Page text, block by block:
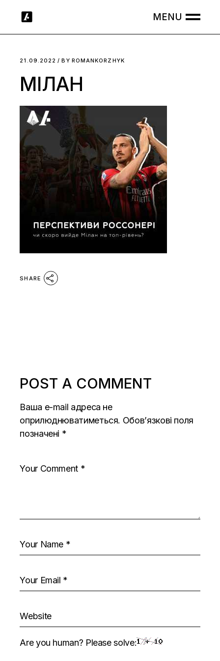
21.09.2022 BY ROMANKORZHYK
МІЛАН
SHARE
POST A COMMENT
Ваша e-mail адреса не
оприлюднюватиметься. Обов’язкові поля
позначені *
Are you human? Please solve: